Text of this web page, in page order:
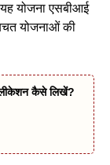
योजना एसबीआई
योजनाओं की
कैसे लिखें?